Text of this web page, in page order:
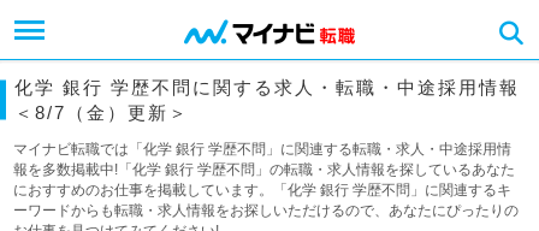
化学 銀行 学歴不問に関する求人・転職・中途採用情報
＜8/7（金）更新＞
マイナビ転職では「化学 銀行 学歴不問」に関連する転職・求人・中途採用情
報を多数掲載中!「化学 銀行 学歴不問」の転職・求人情報を探しているあなた
におすすめのお仕事を掲載しています。「化学 銀行 学歴不問」に関連するキ
ーワードからも転職・求人情報をお探しいただけるので、あなたにぴったりの